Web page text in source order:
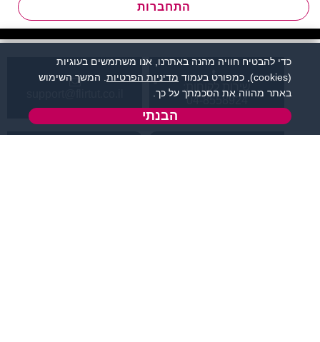
התחברות
04-8558924
כדי להבטיח חוויה מהנה באתרנו, אנו משתמשים בעוגיות
(cookies), כמפורט בעמוד
מדיניות הפרטיות . המשך השימוש
באתר מהווה את הסכמתך על כך.
הבנתי